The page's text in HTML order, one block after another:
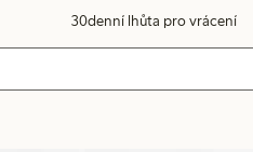
30denní lhůta pro vrácení